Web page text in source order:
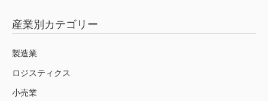
産業別カテゴリー
製造業
ロジスティクス
小売業